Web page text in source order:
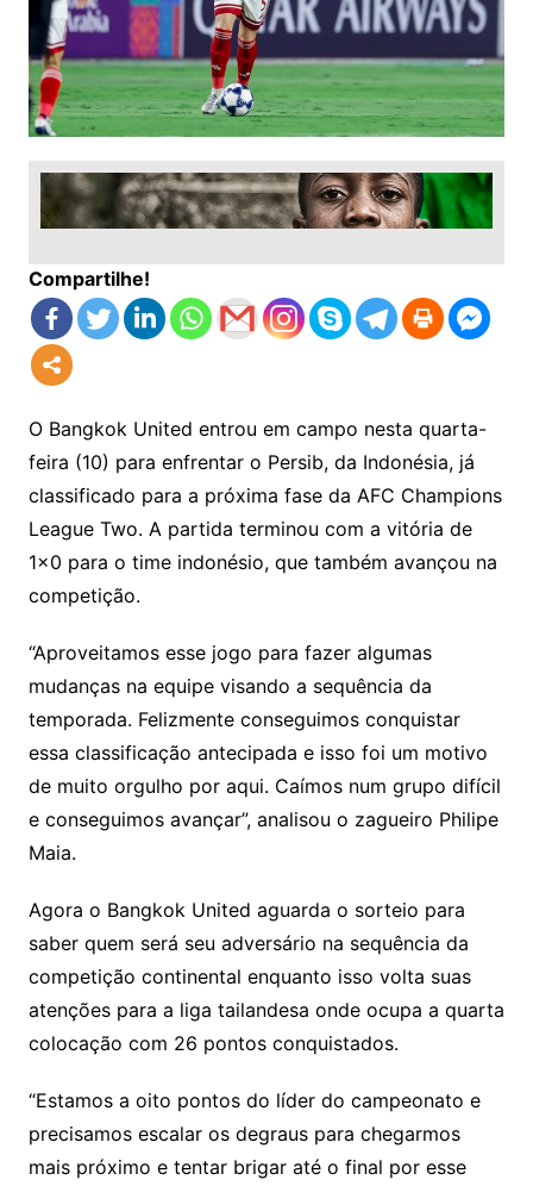
Compartilhe!
O Bangkok United entrou em campo nesta quarta-
feira (10) para enfrentar o Persib, da Indonésia, já
classificado para a próxima fase da AFC Champions
League Two. A partida terminou com a vitória de
1×0 para o time indonésio, que também avançou na
competição.
“Aproveitamos esse jogo para fazer algumas
mudanças na equipe visando a sequência da
temporada. Felizmente conseguimos conquistar
essa classificação antecipada e isso foi um motivo
de muito orgulho por aqui. Caímos num grupo difícil
e conseguimos avançar”, analisou o zagueiro Philipe
Maia.
Agora o Bangkok United aguarda o sorteio para
saber quem será seu adversário na sequência da
competição continental enquanto isso volta suas
atenções para a liga tailandesa onde ocupa a quarta
colocação com 26 pontos conquistados.
“Estamos a oito pontos do líder do campeonato e
precisamos escalar os degraus para chegarmos
mais próximo e tentar brigar até o final por esse